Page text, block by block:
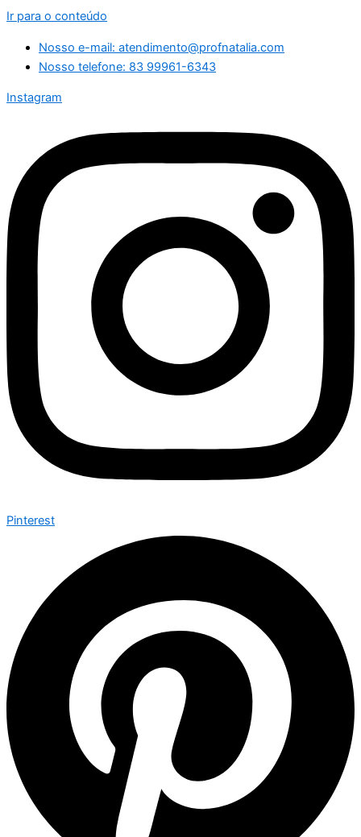
Ir para o conteúdo
Nosso e-mail: atendimento@profnatalia.com
Nosso telefone: 83 99961-6343
Instagram
Pinterest